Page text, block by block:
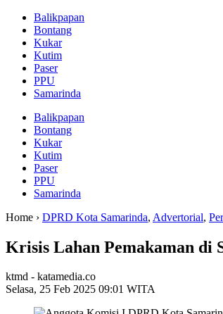
Balikpapan
Bontang
Kukar
Kutim
Paser
PPU
Samarinda
Balikpapan
Bontang
Kukar
Kutim
Paser
PPU
Samarinda
Home › DPRD Kota Samarinda, Advertorial,
Krisis Lahan Pemakaman di
ktmd - katamedia.co
Selasa, 25 Feb 2025 09:01 WITA